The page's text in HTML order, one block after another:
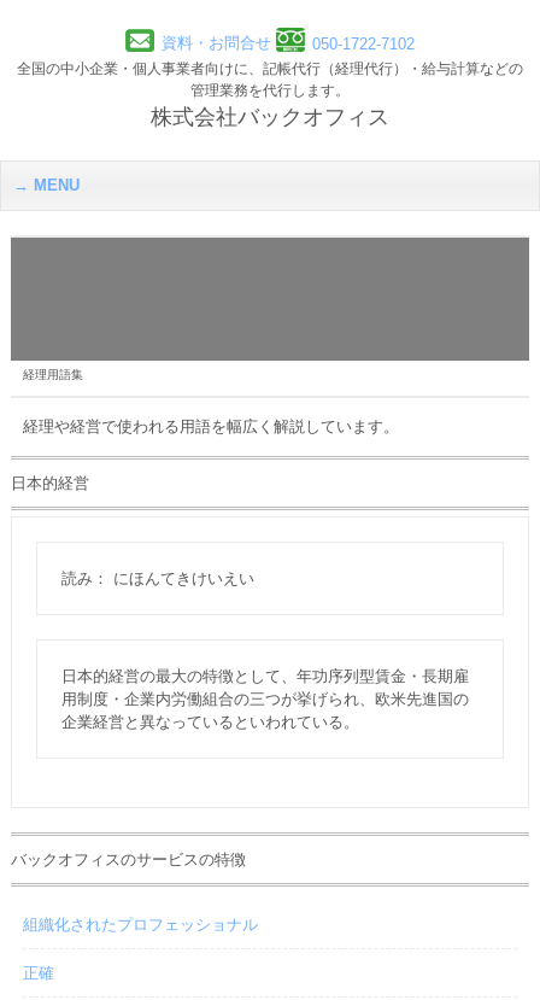
資料・お問合せ 050-1722-7102
全国の中小企業・個人事業者向けに、記帳代行（経理代行）・給与計算などの
管理業務を代行します。
株式会社バックオフィス
MENU
経理用語集
経理や経営で使われる用語を幅広く解説しています。
日本的経営
読み： にほんてきけいえい
日本的経営の最大の特徴として、年功序列型賃金・長期雇
用制度・企業内労働組合の三つが挙げられ、欧米先進国の
企業経営と異なっているといわれている。
バックオフィスのサービスの特徴
組織化されたプロフェッショナル
正確